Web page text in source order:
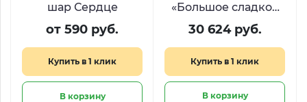
шар Сердце
от 590 руб.
Купить в 1 клик
В корзину
«Большое сладкое
сердце» из Raffaello
и Ferrero
30 624 руб.
Купить в 1 клик
В корзину